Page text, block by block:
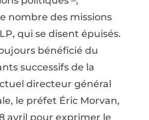
nombre des missions
qui se disent épuisés.
bénéficié du
successifs de la
directeur général
le préfet Éric Morvan,
avril pour exprimer le